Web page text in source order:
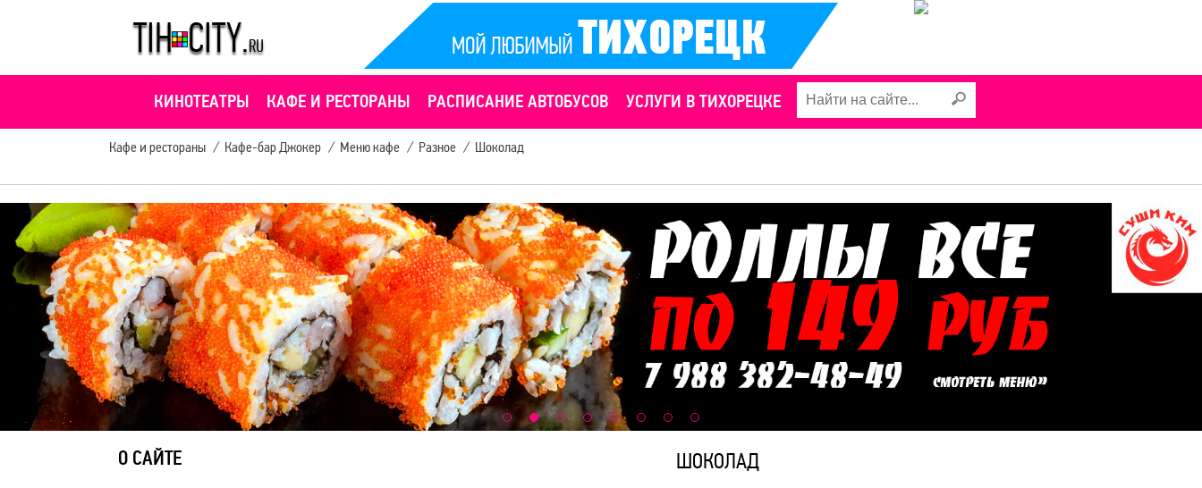
КИНОТЕАТРЫ КАФЕ И РЕСТОРАНЫ РАСПИСАНИЕ АВТОБУСОВ УСЛУГИ В ТИХОРЕЦКЕ
Кафе и рестораны / Кафе-бар Джокер / Меню кафе / Разное / Шоколад
О САЙТЕ
ШОКОЛАД